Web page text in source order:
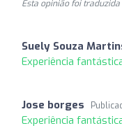
Esta opinião foi
Suely Souza
Experiência
Jose borges
Experiência